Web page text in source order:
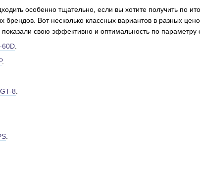
особенно тщательно, если вы хотите получить по
брендов. Вот несколько классных вариантов в разных
показали свою эффективно и оптимальность по параметру
60D
.
8
.